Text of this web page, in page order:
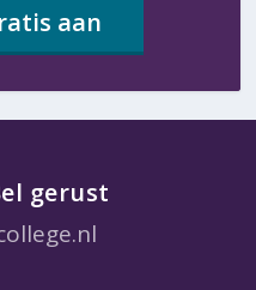
aan
gerust